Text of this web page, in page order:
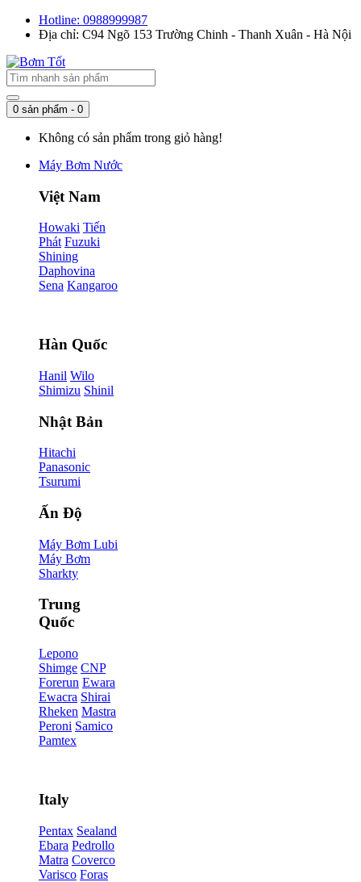
Hotline: 0988999987
Địa chỉ: C94 Ngõ 153 Trường Chinh - Thanh Xuân - Hà Nội
0 sản phẩm - 0
Không có sản phẩm trong giỏ hàng!
Máy Bơm Nước
Việt Nam
Howaki Tiến
Phát Fuzuki
Shining
Daphovina
Sena Kangaroo
Hàn Quốc
Hanil Wilo
Shimizu Shinil
Nhật Bản
Hitachi
Panasonic
Tsurumi
Ấn Độ
Máy Bơm Lubi
Máy Bơm
Sharkty
Trung
Quốc
Lepono
Shimge CNP
Forerun Ewara
Ewacra Shirai
Rheken Mastra
Peroni Samico
Pamtex
Italy
Pentax Sealand
Ebara Pedrollo
Matra Coverco
Varisco Foras